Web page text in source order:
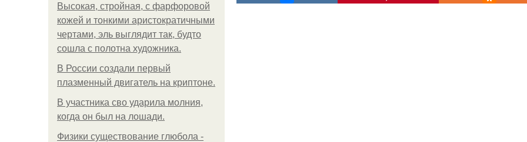
Высокая, стройная, с фарфоровой
кожей и тонкими аристократичными
чертами, эль выглядит так, будто
сошла с полотна художника.
В России создали первый
плазменный двигатель на криптоне.
В участника сво ударила молния,
когда он был на лошади.
Физики существование глюбола -